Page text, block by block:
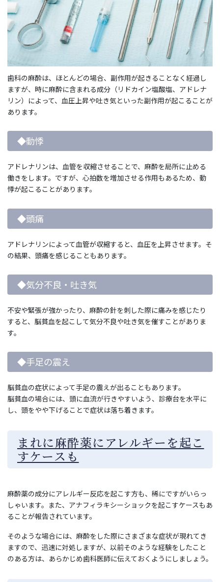
歯科の麻酔は、ほとんどの場合、副作用が起きることなく経過し
ますが、時に麻酔に含まれる成分（リドカイン塩酸塩、アドレナ
リン）によって、血圧上昇や吐き気といった副作用が起こることが
あります。
◆動悸
アドレナリンは、血管を収縮させることで、麻酔を局所に止める
働きをします。ですが、心拍数を増加させる作用もあるため、動
悸が起こることがあります。
◆頭痛
アドレナリンによって血管が収縮すると、血圧を上昇させます。そ
の結果、頭痛を感じることもあります。
◆気分不良・吐き気
不安や緊張が強かったり、麻酔の針を刺した際に痛みを感じたり
すると、脳貧血を起こして気分不良や吐き気を催すことがありま
す。
◆手足の震え
脳貧血の症状によって手足の震えが出ることもあります。
脳貧血の場合には、頭に血流が行きやすいよう、診療台を水平に
し、頭をやや下げることで症状は落ち着きます。
まれに麻酔薬にアレルギーを起こ
すケースも
麻酔薬の成分にアレルギー反応を起こす方も、稀にですがいらっ
しゃいます。また、アナフィラキシーショックを起こすケースもあ
ることが報告されています。
そのような場合には、麻酔をした際にさまざまな症状が現れてき
ますので、迅速に対処しますが、以前そのような経験をしたこと
のある方は、あらかじめ歯科医師に伝えておくようにしましょう。